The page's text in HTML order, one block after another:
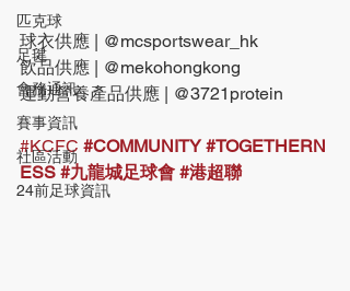
匹克球
足毽
會務通訊
賽事資訊
社區活動
24前足球資訊
球衣供應 | @mcsportswear_hk
飲品供應 | @mekohongkong
運動營養產品供應 | @3721protein
#KCFC #COMMUNITY #TOGETHERN
ESS #九龍城足球會 #港超聯